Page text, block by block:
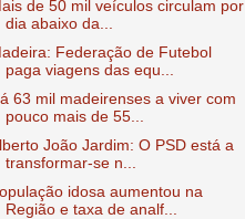
de 50 mil veículos circulam por
dia abaixo da...
Federação de Futebol
paga viagens das equ...
63 mil madeirenses a viver com
pouco mais de 55...
João Jardim: O PSD está a
transformar-se n...
idosa aumentou na
Região e taxa de analf...